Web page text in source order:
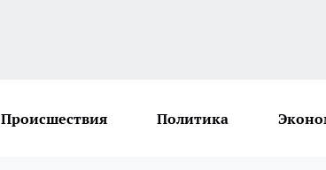
Происшествия Политика